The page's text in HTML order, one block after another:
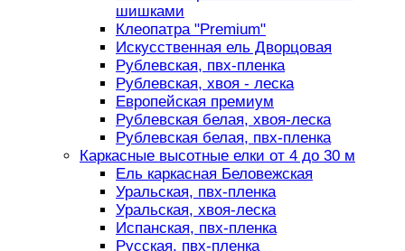
шишками
Клеопатра "Premium"
Искусственная ель Дворцовая
Рублевская, пвх-пленка
Рублевская, хвоя - леска
Европейская премиум
Рублевская белая, хвоя-леска
Рублевская белая, пвх-пленка
Каркасные высотные елки от 4 до 30 м
Ель каркасная Беловежская
Уральская, пвх-пленка
Уральская, хвоя-леска
Испанская, пвх-пленка
Русская, пвх-пленка